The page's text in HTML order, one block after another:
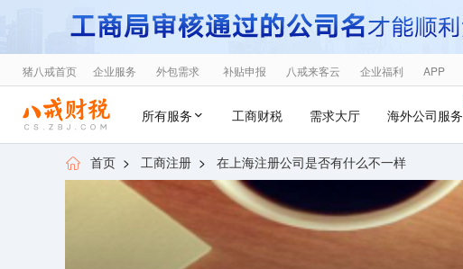
猪八戒首页 企业服务 外包需求 补贴申报 八戒来客云 企业福利 APP
所有服务 工商财税 需求大厅 海外公司服务
首页 > 工商注册 > 在上海注册公司是否有什么不一样